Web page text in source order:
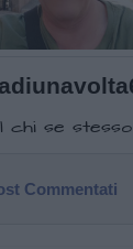
se stesso
Commentati